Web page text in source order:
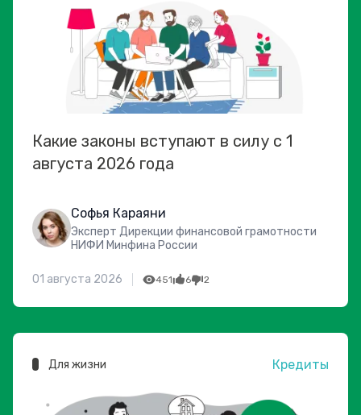
Какие законы вступают в силу с 1
августа 2026 года
Софья Караяни
Эксперт Дирекции финансовой грамотности
НИФИ Минфина России
01 августа 2026 451 6 2
Для жизни Кредиты